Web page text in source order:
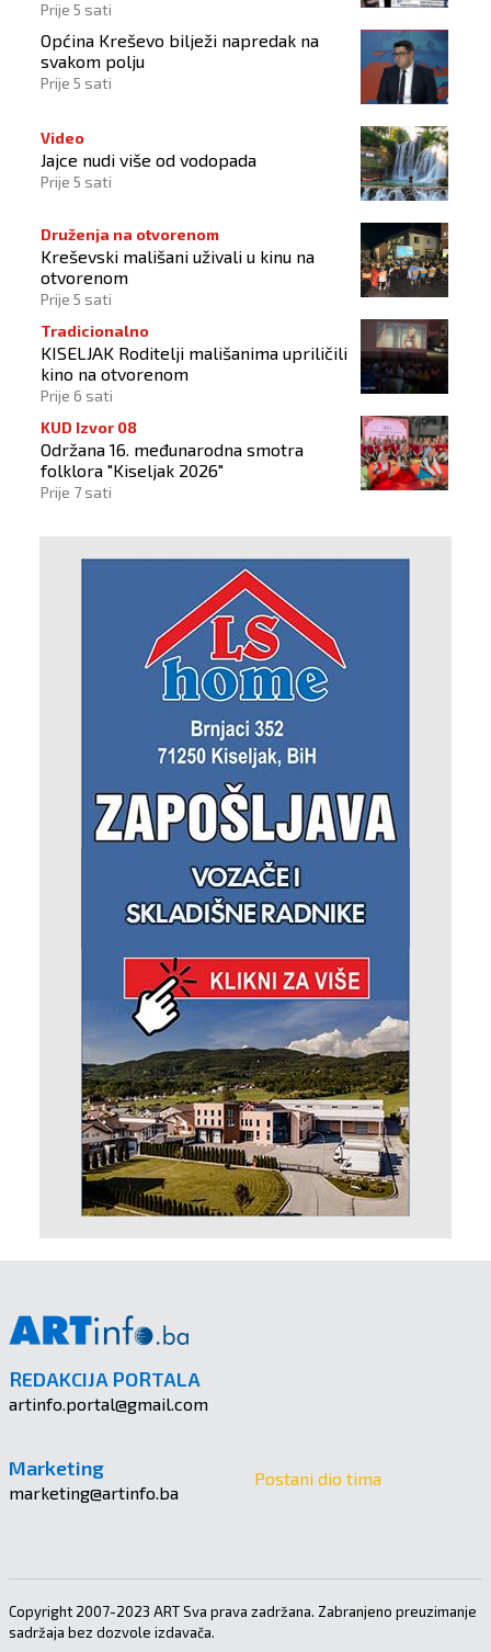
Prije 5 sati
Općina Kreševo bilježi napredak na
svakom polju
Prije 5 sati
Video
Jajce nudi više od vodopada
Prije 5 sati
Druženja na otvorenom
Kreševski mališani uživali u kinu na
otvorenom
Prije 5 sati
Tradicionalno
KISELJAK Roditelji mališanima upriličili
kino na otvorenom
Prije 6 sati
KUD Izvor 08
Održana 16. međunarodna smotra
folklora "Kiseljak 2026"
Prije 7 sati
REDAKCIJA PORTALA
artinfo.portal@gmail.com
Marketing
marketing@artinfo.ba
Postani dio tima
Copyright 2007-2023 ART Sva prava zadržana. Zabranjeno preuzimanje
sadržaja bez dozvole izdavača.